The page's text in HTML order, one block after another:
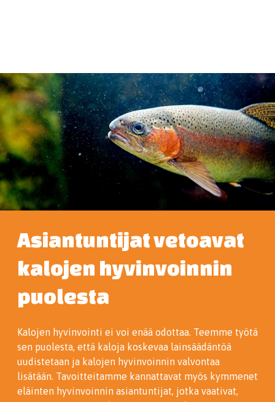
Asiantuntijat vetoavat
kalojen hyvinvoinnin
puolesta
Kalojen hyvinvointi ei voi enää odottaa. Teemme työtä
sen puolesta, että kaloja koskevaa lainsäädäntöä
uudistetaan ja kalojen hyvinvoinnin valvontaa
lisätään. Tavoitteitamme kannattavat myös kymmenet
eläinten hyvinvoinnin asiantuntijat, jotka vaativat,